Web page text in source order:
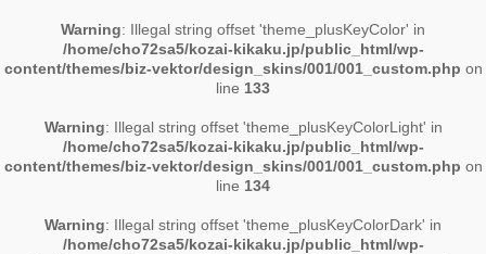
Warning: Illegal string offset 'theme_plusKeyColor' in
/home/cho72sa5/kozai-kikaku.jp/public_html/wp-
content/themes/biz-vektor/design_skins/001/001_custom.php on
line 133
Warning: Illegal string offset 'theme_plusKeyColorLight' in
/home/cho72sa5/kozai-kikaku.jp/public_html/wp-
content/themes/biz-vektor/design_skins/001/001_custom.php on
line 134
Warning: Illegal string offset 'theme_plusKeyColorDark' in
/home/cho72sa5/kozai-kikaku.jp/public_html/wp-